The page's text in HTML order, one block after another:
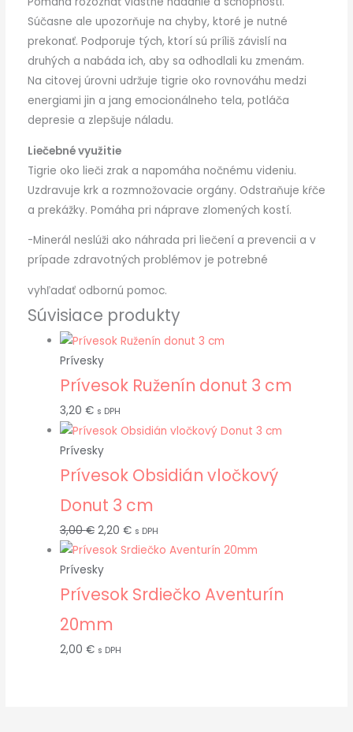
Súčasne ale upozorňuje na chyby, ktoré je nutné
prekonať. Podporuje tých, ktorí sú príliš závislí na
druhých a nabáda ich, aby sa odhodlali ku zmenám.
Na citovej úrovni udržuje tigrie oko rovnováhu medzi
energiami jin a jang emocionálneho tela, potláča
depresie a zlepšuje náladu.
Liečebné využitie
Tigrie oko lieči zrak a napomáha nočnému videniu.
Uzdravuje krk a rozmnožovacie orgány. Odstraňuje kŕče
a prekážky. Pomáha pri náprave zlomených kostí.
-Minerál neslúži ako náhrada pri liečení a prevencii a v
prípade zdravotných problémov je potrebné
vyhľadať odbornú pomoc.
Súvisiace produkty
Prívesky
Prívesok Ruženín donut 3 cm
3,20 € s DPH
Prívesky
Prívesok Obsidián vločkový
Donut 3 cm
3,00€ 2,20 € s DPH
Prívesky
Prívesok Srdiečko Aventurín
20mm
2,00 € s DPH